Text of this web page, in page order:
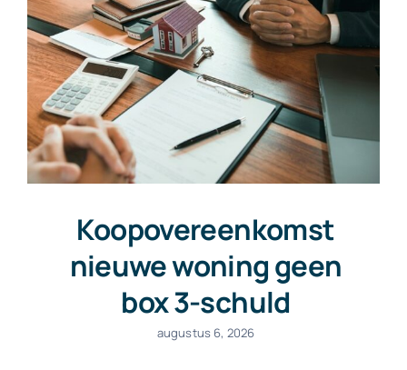
Koopovereenkomst
nieuwe woning geen
box 3-schuld
augustus 6, 2026